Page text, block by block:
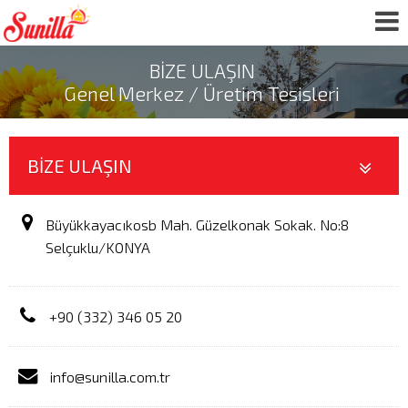
BİZE ULAŞIN
Genel Merkez / Üretim Tesisleri
BİZE ULAŞIN
Büyükkayacıkosb Mah. Güzelkonak Sokak. No:8
Selçuklu/KONYA
+90 (332) 346 05 20
info@sunilla.com.tr